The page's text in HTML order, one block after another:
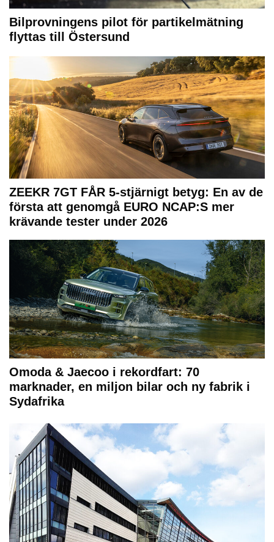
Bilprovningens pilot för partikelmätning
flyttas till Östersund
ZEEKR 7GT FÅR 5-stjärnigt betyg: En av de
första att genomgå EURO NCAP:S mer
krävande tester under 2026
Omoda & Jaecoo i rekordfart: 70
marknader, en miljon bilar och ny fabrik i
Sydafrika